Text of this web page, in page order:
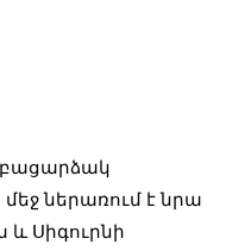
բացարձակ
ներառում է նրա
և Սիգուրնի